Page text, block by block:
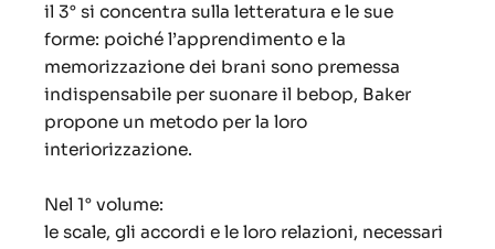
il 3° si concentra sulla letteratura e le sue
forme: poiché l’apprendimento e la
memorizzazione dei brani sono premessa
indispensabile per suonare il bebop, Baker
propone un metodo per la loro
interiorizzazione.
Nel 1° volume:
le scale, gli accordi e le loro relazioni, necessari